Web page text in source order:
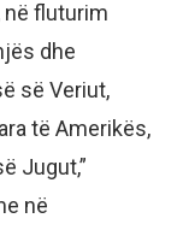
në fluturim
dhe
së Veriut,
të Amerikës,
Jugut,”
në